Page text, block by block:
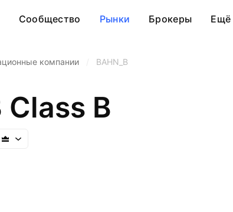
Сообщество Рынки Брокеры Ещё
компании BAHN_B
B